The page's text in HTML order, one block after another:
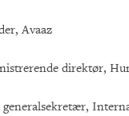
Avaaz
direktør,
generalsekretær,